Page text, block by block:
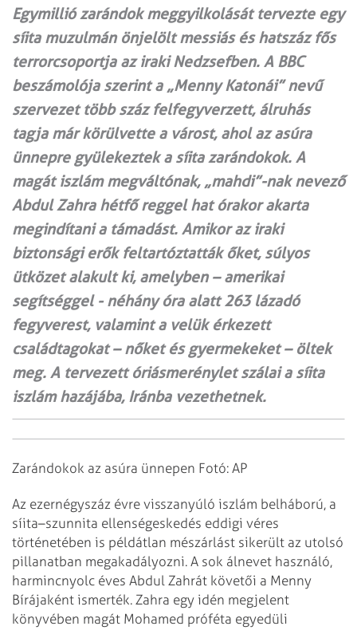
Egymillió zarándok meggyilkolását tervezte egy
síita muzulmán önjelölt messiás és hatszáz fős
terrorcsoportja az iraki Nedzsefben. A BBC
beszámolója szerint a „Menny Katonái” nevű
szervezet több száz felfegyverzett, álruhás
tagja már körülvette a várost, ahol az asúra
ünnepre gyülekeztek a síita zarándokok. A
magát iszlám megváltónak, „mahdi”-nak nevező
Abdul Zahra hétfő reggel hat órakor akarta
megindítani a támadást. Amikor az iraki
biztonsági erők feltartóztatták őket, súlyos
ütközet alakult ki, amelyben – amerikai
segítséggel - néhány óra alatt 263 lázadó
fegyverest, valamint a velük érkezett
családtagokat – nőket és gyermekeket – öltek
meg. A tervezett óriásmerénylet szálai a síita
iszlám hazájába, Iránba vezethetnek.
Zarándokok az asúra ünnepen Fotó: AP
Az ezernégyszáz évre visszanyúló iszlám belháború, a
síita–szunnita ellenségeskedés eddigi véres
történetében is példátlan mészárlást sikerült az utolsó
pillanatban megakadályozni. A sok álnevet használó,
harmincnyolc éves Abdul Zahrát követői a Menny
Bírájaként ismerték. Zahra egy idén megjelent
könyvében magát Mohamed próféta egyedüli